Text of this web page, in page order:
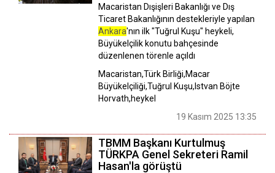
Macaristan Dışişleri Bakanlığı ve Dış
Ticaret Bakanlığının destekleriyle yapılan
Ankara'nın ilk "Tuğrul Kuşu" heykeli,
Büyükelçilik konutu bahçesinde
düzenlenen törenle açıldı
Macaristan,Türk Birliği,Macar
Büyükelçiliği,Tuğrul Kuşu,Istvan Böjte
Horvath,heykel
19 Kasım 2025 13:35
TBMM Başkanı Kurtulmuş
TÜRKPA Genel Sekreteri Ramil
Hasan'la görüştü